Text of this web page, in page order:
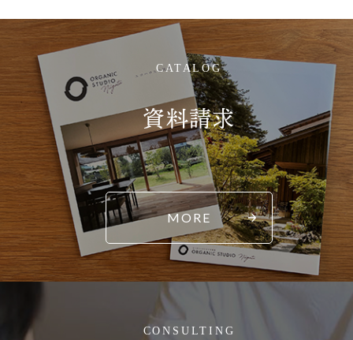
CATALOG
資料請求
MORE
CONSULTING